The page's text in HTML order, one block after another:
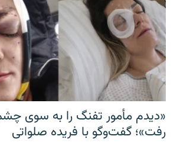
«دیدم مأمور تفنگ را به سوی
رفت»؛ گفت‌و‌گو با فریده صلواتی